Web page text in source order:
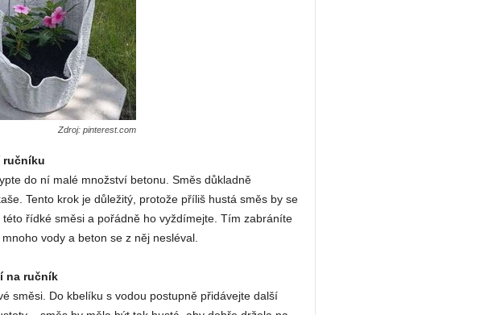
Zdroj: pinterest.com
ručníku
do ní malé množství betonu. Směs důkladně
Tento krok je důležitý, protože příliš hustá směs by se
řídké směsi a pořádně ho vyždímejte. Tím zabráníte
vody a beton se z něj nesléval.
na ručník
směsi. Do kbelíku s vodou postupně přidávejte další